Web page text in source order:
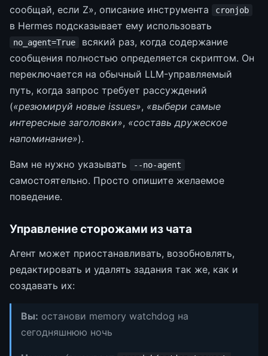
сообщай, если Z», описание инструмента
cronjob
в Hermes подсказывает ему использовать
no_agent=True
всякий раз, когда содержание
сообщения полностью определяется скриптом. Он
переключается на обычный LLM-управляемый
путь, когда запрос требует рассуждений
(«резюмируй новые issues», «выбери самые
интересные заголовки», «составь дружеское
напоминание»).
Вам не нужно указывать --no-agent
самостоятельно. Просто опишите желаемое
поведение.
Управление сторожами из чата
Агент может приостанавливать, возобновлять,
редактировать и удалять задания так же, как и
создавать их:
Вы: останови memory watchdog на
сегодняшнюю ночь